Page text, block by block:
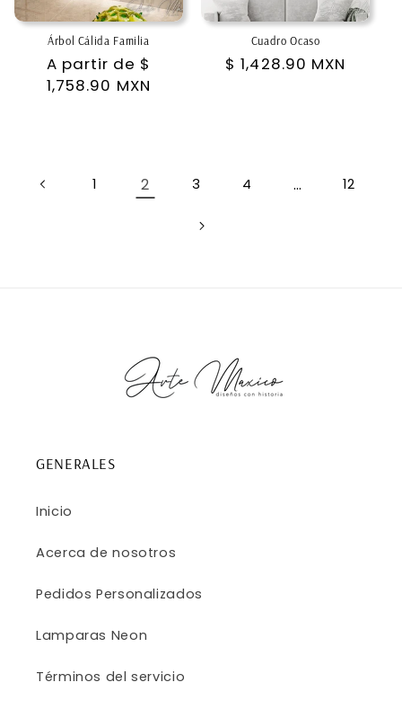
Árbol Cálida Familia
Precio
habitual
A partir de $
1,758.90 MXN
Cuadro Ocaso
Precio
$ 1,428.90 MXN
1 2 3 4 … 12
GENERALES
Inicio
Acerca de nosotros
Pedidos Personalizados
Lamparas Neon
Términos del servicio